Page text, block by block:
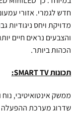
חדש לגמרי. אזורי
מדויקת ויחס ניגודיות
והצבעים נראים חיים
הכהות ביותר.
תכונות SMART TV:
שדרוג מערכת ההפעלה